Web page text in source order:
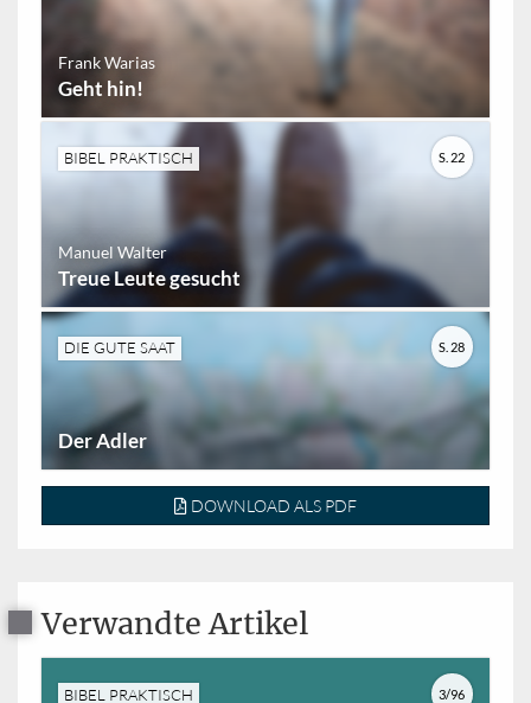
Frank Warias
Geht hin!
BIBEL PRAKTISCH
Manuel Walter
Treue Leute gesucht
S. 22
DIE GUTE SAAT
Der Adler
S. 28
DOWNLOAD ALS PDF
Verwandte Artikel
BIBEL PRAKTISCH 3/96